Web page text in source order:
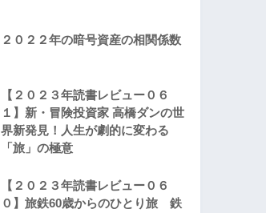
２０２２年の暗号資産の相関係数
【２０２３年読書レビュー０６
１】新・冒険投資家 高橋ダンの世
界新発見！人生が劇的に変わる
「旅」の極意
【２０２３年読書レビュー０６
０】旅鉄60歳からのひとり旅 鉄